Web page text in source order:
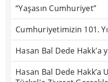
“Yaşasın Cumhuriyet”
Cumhuriyetimizin 101.
Hasan Bal Dede Hakk'a
Hasan Bal Dede Hakk’a